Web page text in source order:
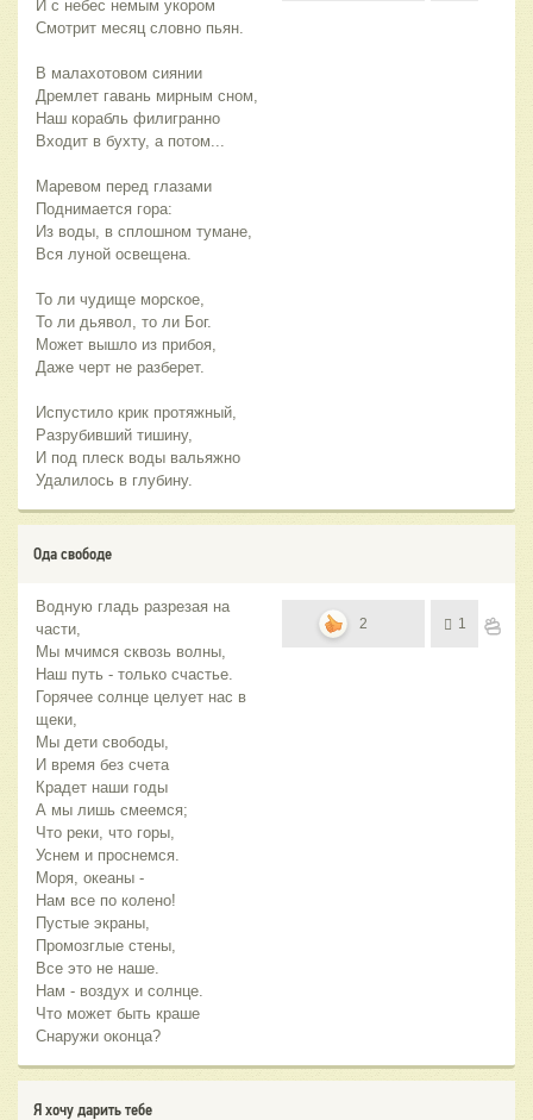
И с небес немым укором
Смотрит месяц словно пьян.
В малахотовом сиянии
Дремлет гавань мирным сном,
Наш корабль филигранно
Входит в бухту, а потом...
Маревом перед глазами
Поднимается гора:
Из воды, в сплошном тумане,
Вся луной освещена.
То ли чудище морское,
То ли дьявол, то ли Бог.
Может вышло из прибоя,
Даже черт не разберет.
Испустило крик протяжный,
Разрубивший тишину,
И под плеск воды вальяжно
Удалилось в глубину.
Ода свободе
Водную гладь разрезая на
части,
Мы мчимся сквозь волны,
Наш путь - только счастье.
Горячее солнце целует нас в
щеки,
Мы дети свободы,
И время без счета
Крадет наши годы
А мы лишь смеемся;
Что реки, что горы,
Уснем и проснемся.
Моря, океаны -
Нам все по колено!
Пустые экраны,
Промозглые стены,
Все это не наше.
Нам - воздух и солнце.
Что может быть краше
Снаружи оконца?
2 1
Я хочу дарить тебе